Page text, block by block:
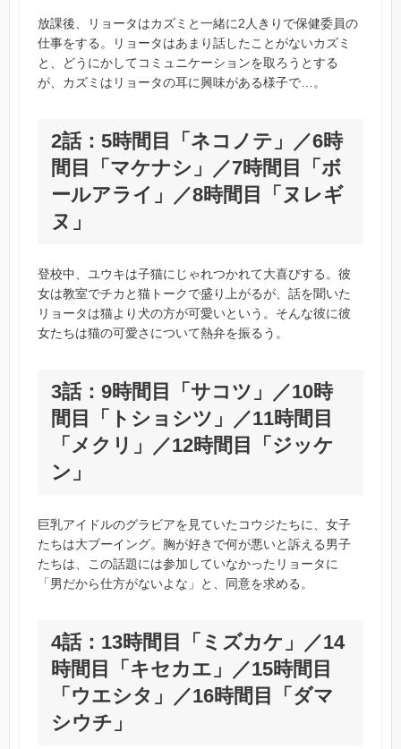
放課後、リョータはカズミと一緒に2人きりで保健委員の
仕事をする。リョータはあまり話したことがないカズミ
と、どうにかしてコミュニケーションを取ろうとする
が、カズミはリョータの耳に興味がある様子で…。
2話：5時間目「ネコノテ」／6時
間目「マケナシ」／7時間目「ボ
ールアライ」／8時間目「ヌレギ
ヌ」
登校中、ユウキは子猫にじゃれつかれて大喜びする。彼
女は教室でチカと猫トークで盛り上がるが、話を聞いた
リョータは猫より犬の方が可愛いという。そんな彼に彼
女たちは猫の可愛さについて熱弁を振るう。
3話：9時間目「サコツ」／10時
間目「トショシツ」／11時間目
「メクリ」／12時間目「ジッケ
ン」
巨乳アイドルのグラビアを見ていたコウジたちに、女子
たちは大ブーイング。胸が好きで何が悪いと訴える男子
たちは、この話題には参加していなかったリョータに
「男だから仕方がないよな」と、同意を求める。
4話：13時間目「ミズカケ」／14
時間目「キセカエ」／15時間目
「ウエシタ」／16時間目「ダマ
シウチ」